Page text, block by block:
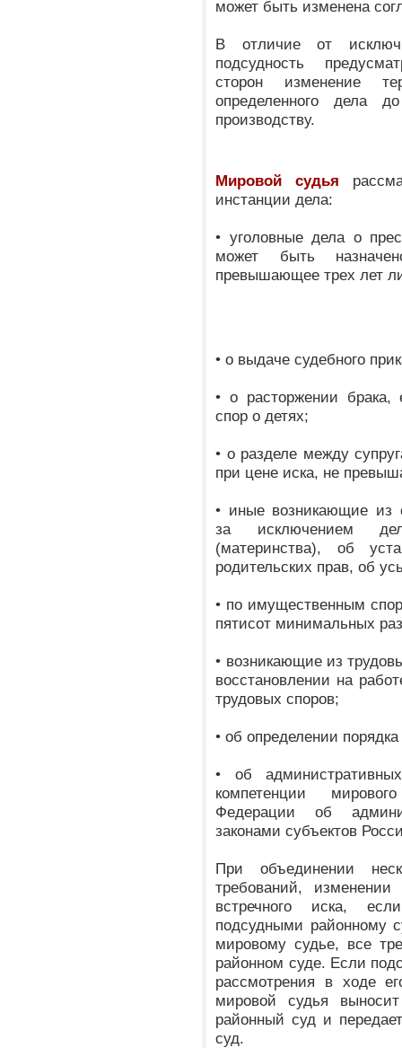
может быть изменена
В отличие от
подсудность
сторон изменение
определенного дела
производству.
Мировой судья
инстанции дела:
• уголовные дела о
может быть
превышающее трех лет
• о выдаче судебного
• о расторжении брака,
спор о детях;
• о разделе между
при цене иска, не
• иные возникающие из
за исключением
(материнства), об
родительских прав, об
• по имущественным
пятисот минимальных
• возникающие из
восстановлении на
трудовых споров;
• об определении
• об
компетенции
Федерации об
законами субъектов
При объединении
требований,
встречного иска,
подсудными районному
мировому судье, все
районном суде. Если
рассмотрения в ходе
мировой судья
районный суд и
суд.